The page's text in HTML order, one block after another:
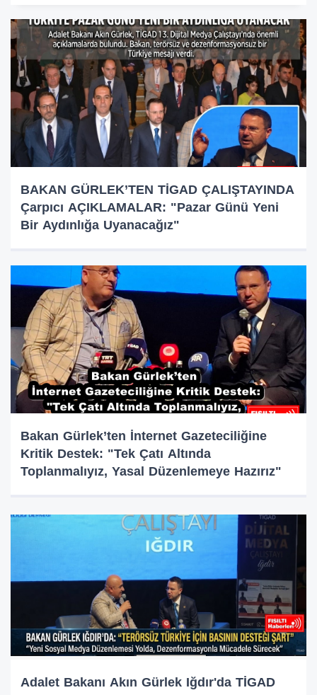
BAKAN GÜRLEK’TEN TİGAD ÇALIŞTAYINDA
Çarpıcı AÇIKLAMALAR: "Pazar Günü Yeni
Bir Aydınlığa Uyanacağız"
Bakan Gürlek’ten İnternet Gazeteciliğine
Kritik Destek: "Tek Çatı Altında
Toplanmalıyız, Yasal Düzenlemeye Hazırız"
Adalet Bakanı Akın Gürlek Iğdır'da TİGAD